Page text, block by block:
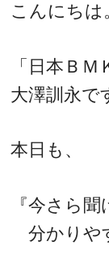
こんにちは
「日本Ｂ
大澤訓永で
本日も、
『今さら
分かりや